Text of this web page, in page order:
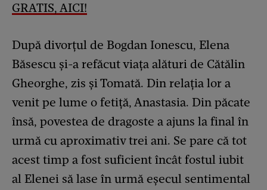
GRATIS, AICI!
După divorțul de Bogdan Ionescu, Elena
Băsescu și-a refăcut viața alături de Cătălin
Gheorghe, zis și Tomată. Din relația lor a
venit pe lume o fetiță, Anastasia. Din păcate
însă, povestea de dragoste a ajuns la final în
urmă cu aproximativ trei ani. Se pare că tot
acest timp a fost suficient încât fostul iubit
al Elenei să lase în urmă eșecul sentimental